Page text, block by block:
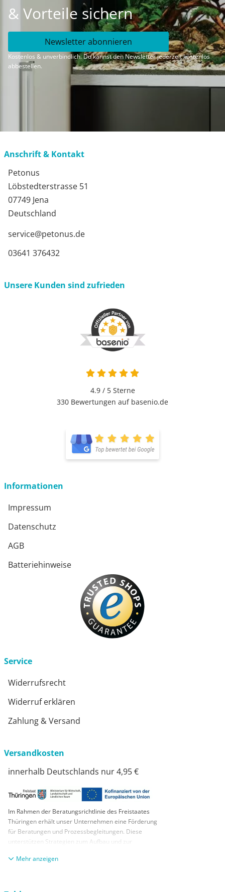
& Vorteile sichern
Newsletter abonnieren
Kostenlos & unverbindlich. Du kannst den Newsletter jederzeit kostenlos
abbestellen.
Anschrift & Kontakt
Petonus
Löbstedterstrasse 51
07749 Jena
Deutschland
service@petonus.de
03641 376432
Unsere Kunden sind zufrieden
4.9 von 5
4.9 / 5Sterne
330 Bewertungen auf basenio.de
öffnet in neuem Fenster
Informationen
Impressum
Datenschutz
AGB
Batteriehinweise
Service
Widerrufsrecht
Widerruf erklären
Zahlung & Versand
Versandkosten
innerhalb Deutschlands nur 4,95 €
Im Rahmen der Beratungsrichtlinie des Freistaates
Thüringen erhält unser Unternehmen eine Förderung
für Beratungen und Prozessbegleitungen. Diese
unterstützen Strategien zum Aufbau und zur
KMUs. Die daraus resultierenden Ergebnisse und
anzeigen